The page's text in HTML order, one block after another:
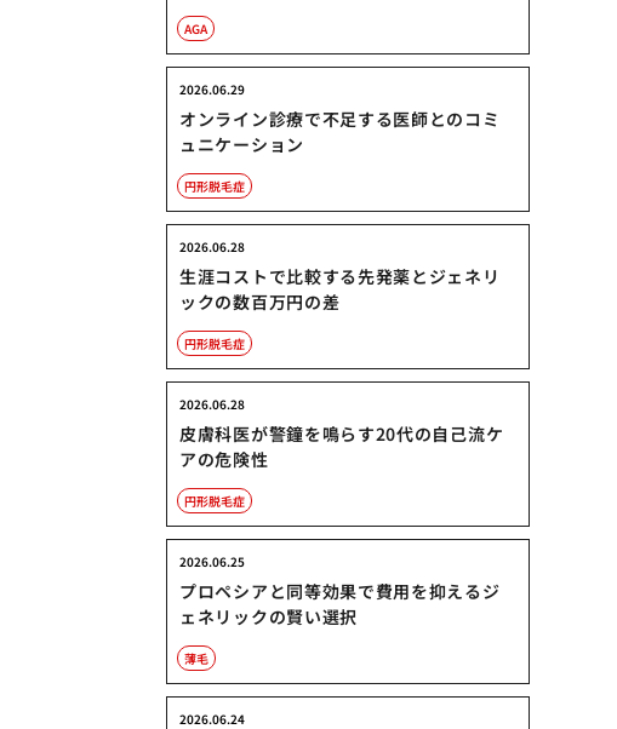
AGA
オンライン診療で不足する医師とのコミ
ュニケーション
2026.06.29
円形脱毛症
生涯コストで比較する先発薬とジェネリ
ックの数百万円の差
2026.06.28
円形脱毛症
皮膚科医が警鐘を鳴らす20代の自己流ケ
アの危険性
2026.06.28
円形脱毛症
プロペシアと同等効果で費用を抑えるジ
ェネリックの賢い選択
2026.06.25
薄毛
2026.06.24